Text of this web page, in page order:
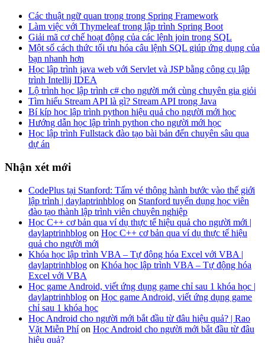
Các thuật ngữ quan trọng trong Spring Framework
Làm việc với Thymeleaf trong lập trình Spring Boot
Giải mã cơ chế hoạt động của các lệnh join trong SQL
Một số cách thức tối ưu hóa câu lệnh SQL giúp ứng dụng của
bạn nhanh hơn
Học lập trình java web với Servlet và JSP bằng công cụ lập
trình Intellij IDEA
Lộ trình học lập trình c# cho người mới cùng chuyên gia giỏi
Tìm hiểu Stream API là gì? Stream API trong Java
Bí kíp học lập trình python hiệu quả cho người mới học
Hướng dẫn học lập trình python cho người mới học
Học lập trình Fullstack đào tạo bài bản đến chuyên sâu qua
dự án
Nhận xét mới
CodePlus tại Stanford: Tấm vé thông hành bước vào thế giới
lập trình | daylaptrinhblog on Stanford tuyển dụng học viên
đào tạo thành lập trình viên chuyên nghiệp
Học C++ cơ bản qua ví dụ thực tế hiệu quả cho người mới |
daylaptrinhblog on Học C++ cơ bản qua ví dụ thực tế hiệu
quả cho người mới
Khóa học lập trình VBA – Tự động hóa Excel với VBA |
daylaptrinhblog on Khóa học lập trình VBA – Tự động hóa
Excel với VBA
Học game Android, viết ứng dụng game chỉ sau 1 khóa học |
daylaptrinhblog on Học game Android, viết ứng dụng game
chỉ sau 1 khóa học
Học Android cho người mới bắt đầu từ đâu hiệu quả? | Rao
Vặt Miễn Phíon Học Android cho người mới bắt đầu từ đâu
hiệu quả?